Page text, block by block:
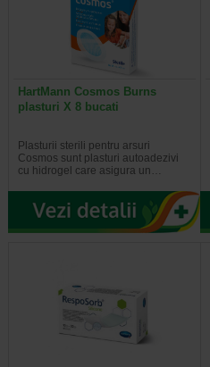
HartMann Cosmos Burns
plasturi X 8 bucati
Plasturii sterili pentru arsuri
Cosmos sunt plasturi autoadezivi
cu hidrogel care asigura un…